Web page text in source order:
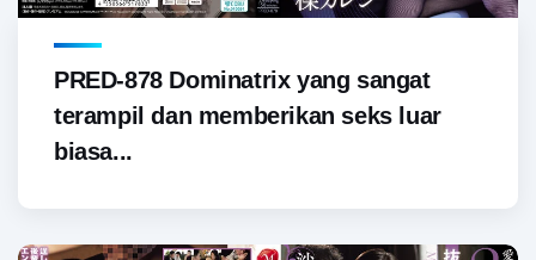
PRED-878 Dominatrix yang sangat
terampil dan memberikan seks luar
biasa...